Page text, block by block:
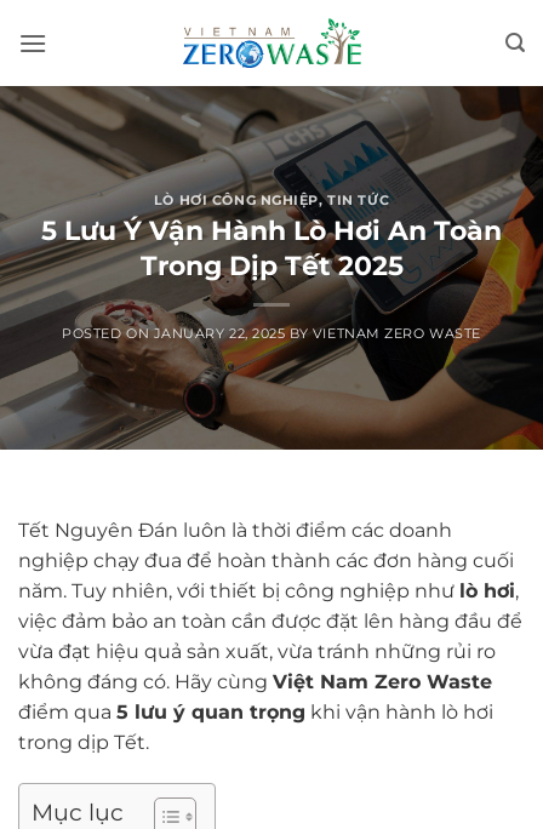
LÒ HƠI CÔNG NGHIỆP,TIN TỨC
5 Lưu Ý Vận Hành Lò Hơi An Toàn
Trong Dịp Tết 2025
POSTED ONJANUARY 22, 2025 BYVIETNAM ZERO WASTE
Tết Nguyên Đán luôn là thời điểm các doanh
nghiệp chạy đua để hoàn thành các đơn hàng cuối
năm. Tuy nhiên, với thiết bị công nghiệp như lò hơi,
việc đảm bảo an toàn cần được đặt lên hàng đầu để
vừa đạt hiệu quả sản xuất, vừa tránh những rủi ro
không đáng có. Hãy cùng Việt Nam Zero Waste
điểm qua 5 lưu ý quan trọng khi vận hành lò hơi
trong dịp Tết.
Mục lục